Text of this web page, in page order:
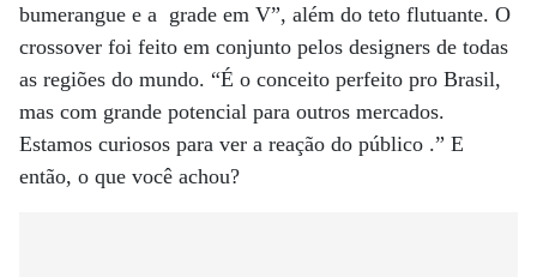
bumerangue e a grade em V”, além do teto flutuante. O
crossover foi feito em conjunto pelos designers de todas
as regiões do mundo. “É o conceito perfeito pro Brasil,
mas com grande potencial para outros mercados.
Estamos curiosos para ver a reação do público .” E
então, o que você achou?